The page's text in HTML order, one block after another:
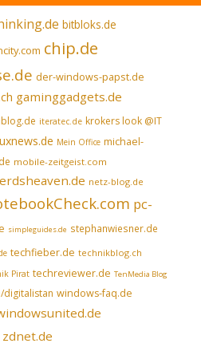
bitbloks.de
chip.de
der-windows-papst.de
gaminggadgets.de
iteratec.de krokers look @IT
Mein Office michael-
mobile-zeitgeist.com
netz-blog.de
pc-
simpleguides.de stephanwiesner.de
techfieber.de technikblog.ch
Pirat techreviewer.de TenMedia Blog
digitalistan windows-faq.de
zdnet.de